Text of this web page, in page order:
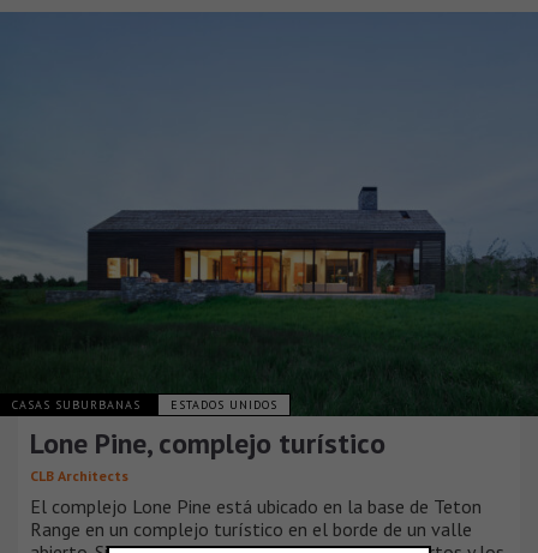
CASAS SUBURBANAS ESTADOS UNIDOS
Lone Pine, complejo turístico
CLB Architects
El complejo Lone Pine está ubicado en la base de Teton
Range en un complejo turístico en el borde de un valle